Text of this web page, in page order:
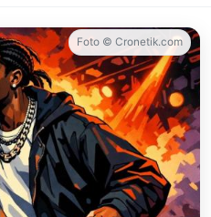
Foto © Cronetik.com